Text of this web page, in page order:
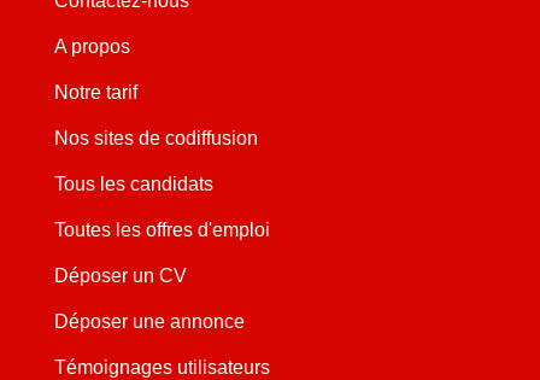
A propos
Notre tarif
Nos sites de codiffusion
Tous les candidats
Toutes les offres d'emploi
Déposer un CV
Déposer une annonce
Témoignages utilisateurs